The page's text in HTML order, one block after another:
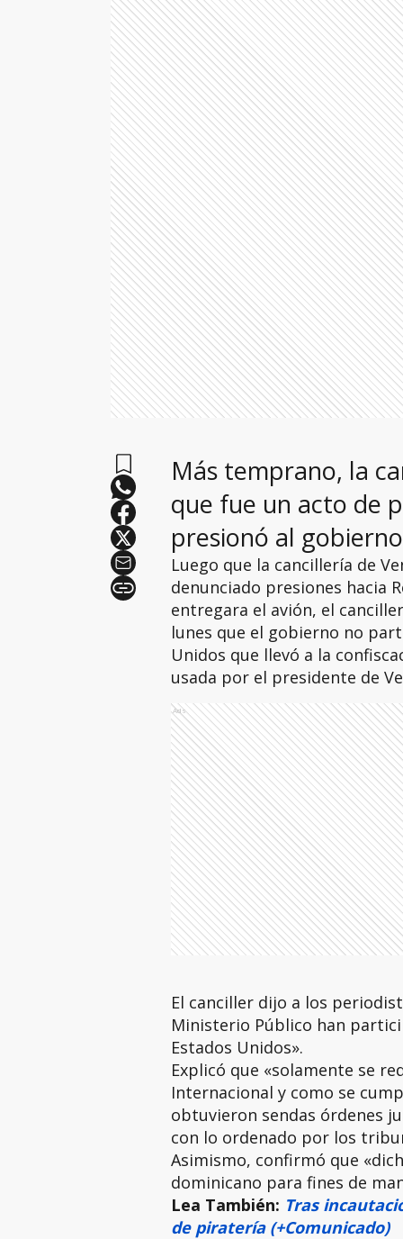
Más temprano, la
que fue un acto de
presionó al
Luego que la cancillería de
denunciado presiones hacia
entregara el avión, el
lunes que el gobierno no
Unidos que llevó a la
usada por el presidente de
Ads
El canciller dijo a los
Ministerio Público han
Estados Unidos».
Explicó que «solamente se
Internacional y como se
obtuvieron sendas órdenes
con lo ordenado por los
Asimismo, confirmó que
dominicano para fines de
Lea También: Tras
de piratería (+Comunicado)